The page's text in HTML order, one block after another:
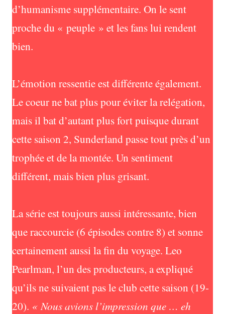
d’humanisme supplémentaire. On le sent
proche du « peuple » et les fans lui rendent
bien.
L’émotion ressentie est différente également.
Le coeur ne bat plus pour éviter la relégation,
mais il bat d’autant plus fort puisque durant
cette saison 2, Sunderland passe tout près d’un
trophée et de la montée. Un sentiment
différent, mais bien plus grisant.
La série est toujours aussi intéressante, bien
que raccourcie (6 épisodes contre 8) et sonne
certainement aussi la fin du voyage. Leo
Pearlman, l’un des producteurs, a expliqué
qu’ils ne suivaient pas le club cette saison (19-
20). « Nous avions l’impression que … eh